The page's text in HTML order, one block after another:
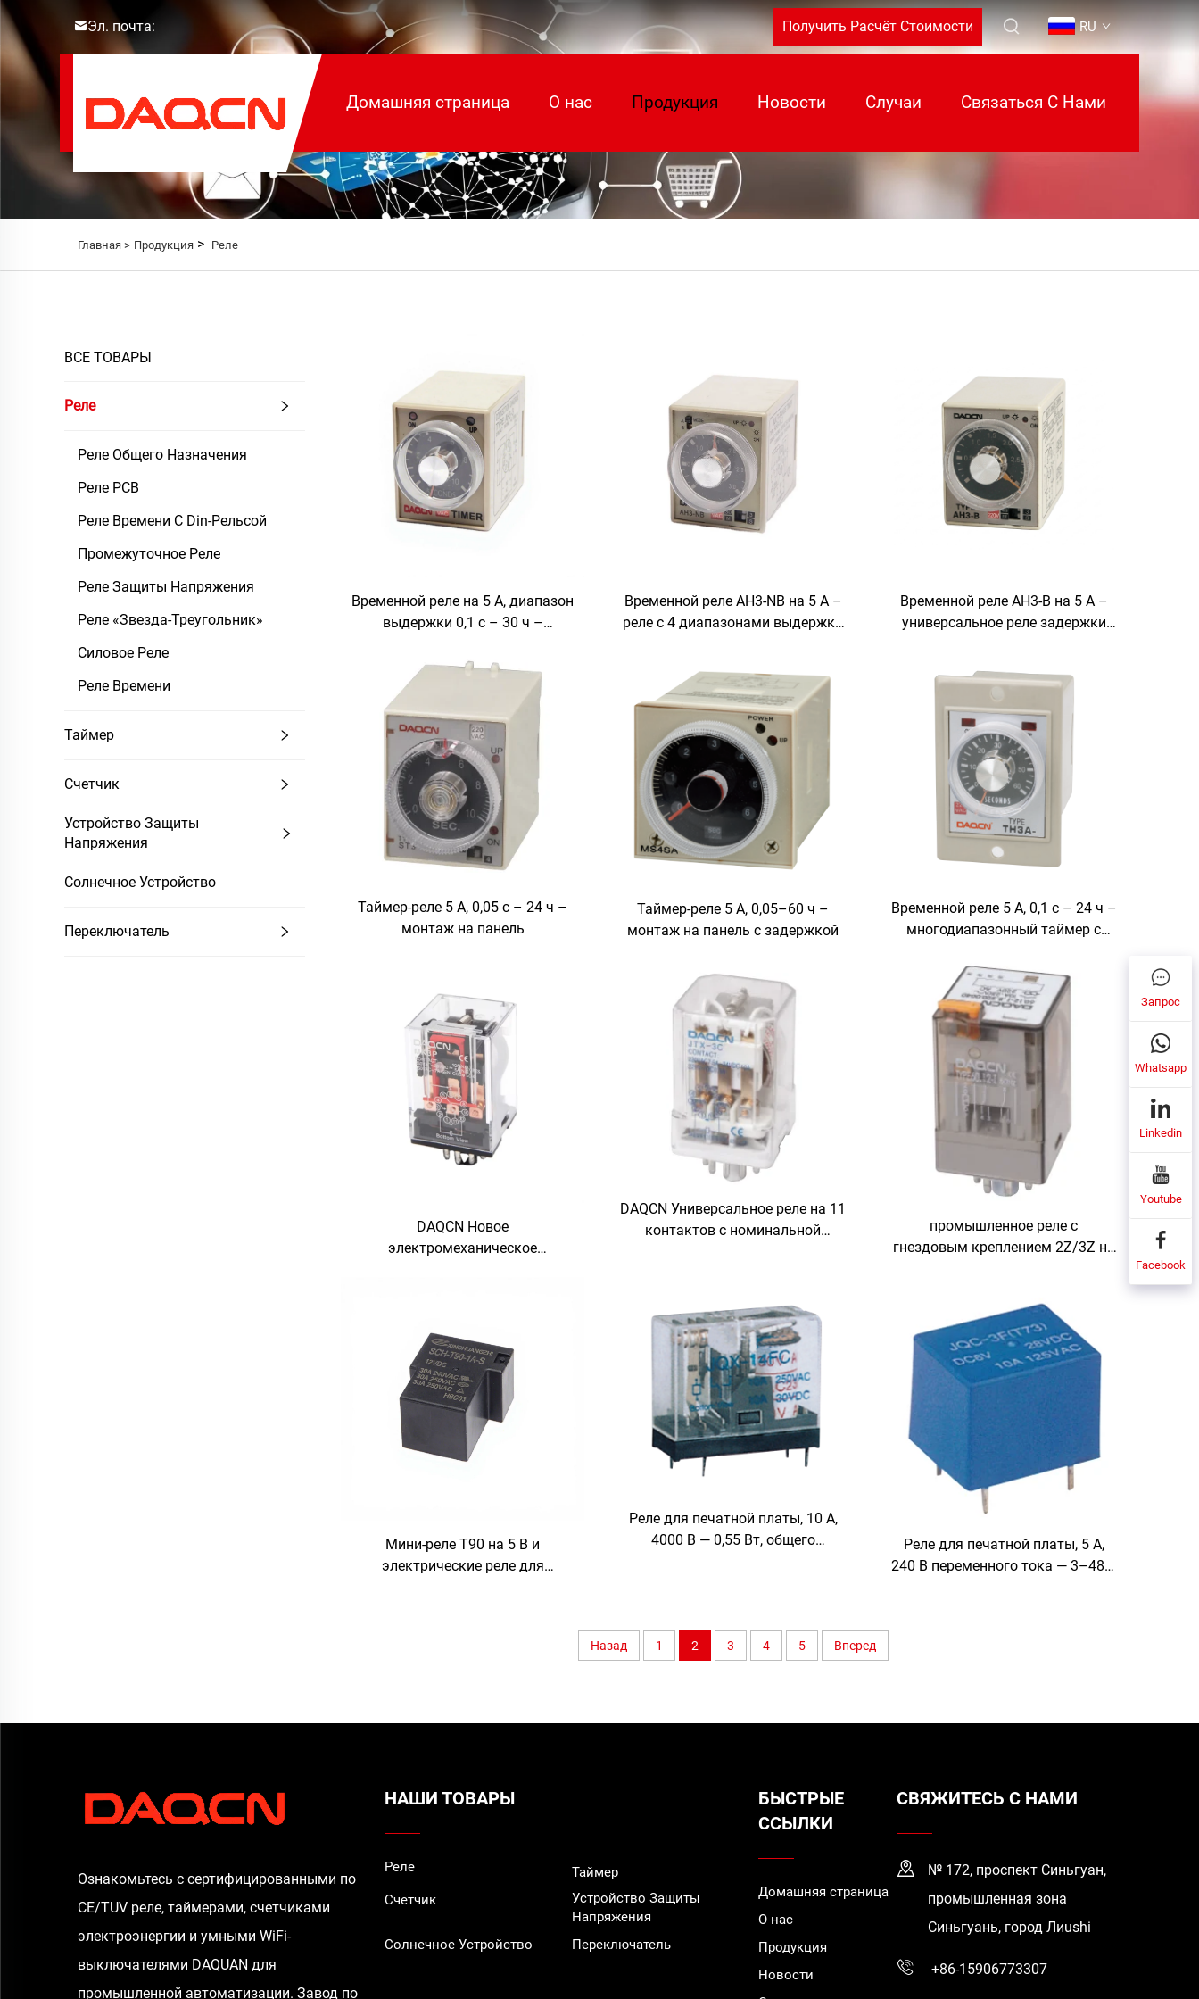
Эл. почта: Получить Расчёт Стоимости RU
Домашняя страница О нас Продукция Новости Случаи Связаться С Нами
Главная > Продукция > Реле
ВСЕ ТОВАРЫ
Реле
Реле Общего Назначения
Реле PCB
Реле Времени С Din-Рельсой
Промежуточное Реле
Реле Защиты Напряжения
Реле «Звезда-Треугольник»
Силовое Реле
Реле Времени
Таймер
Счетчик
Устройство Защиты
Напряжения
Солнечное Устройство
Переключатель
Временной реле на 5 А, диапазон
выдержки 0,1 с – 30 ч –
времени
Временной реле AH3-NB на 5 А –
реле с 4 диапазонами выдержки
Временной реле AH3-B на 5 А –
универсальное реле задержки
Таймер-реле 5 А, 0,05 с – 24 ч –
монтаж на панель
Таймер-реле 5 А, 0,05–60 ч –
монтаж на панель с задержкой
Временной реле 5 А, 0,1 с – 24 ч –
многодиапазонный таймер с
DAQCN Новое
электромеханическое
DAQCN Универсальное реле на 11
контактов с номинальной
промышленное реле с
гнездовым креплением 2Z/3Z на
Мини-реле T90 на 5 В и
электрические реле для
Реле для печатной платы, 10 А,
4000 В — 0,55 Вт, общего
Реле для печатной платы, 5 А,
240 В переменного тока — 3–48 В
Назад 1 2 3 4 5 Вперед
Запрос
Whatsapp
Linkedin
Youtube
Facebook
Ознакомьтесь с сертифицированными по
CE/TUV реле, таймерами, счетчиками
электроэнергии и умными WiFi-
выключателями DAQUAN для
промышленной автоматизации. Завод по
НАШИ ТОВАРЫ
Реле
Таймер
Счетчик
Устройство Защиты
Напряжения
Солнечное Устройство
Переключатель
БЫСТРЫЕ
ССЫЛКИ
Домашняя страница
О нас
Продукция
Новости
СВЯЖИТЕСЬ С НАМИ
№ 172, проспект Синьгуан,
промышленная зона
Синьгуань, город Лиushi
+86-15906773307